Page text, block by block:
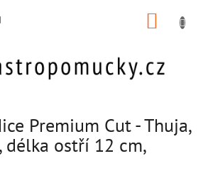
Premium Cut - Thuja,
délka ostří 12 cm,